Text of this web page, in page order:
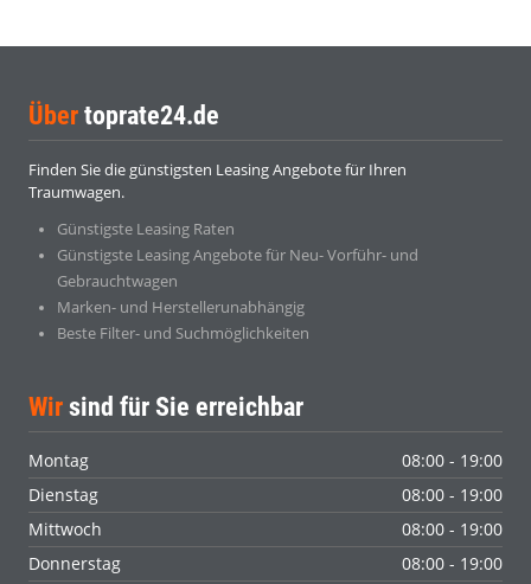
Über toprate24.de
Finden Sie die günstigsten Leasing Angebote für Ihren
Traumwagen.
Günstigste Leasing Raten
Günstigste Leasing Angebote für Neu- Vorführ- und
Gebrauchtwagen
Marken- und Herstellerunabhängig
Beste Filter- und Suchmöglichkeiten
Wir sind für Sie erreichbar
Montag
08:00 - 19:00
Dienstag
08:00 - 19:00
Mittwoch
08:00 - 19:00
Donnerstag
08:00 - 19:00